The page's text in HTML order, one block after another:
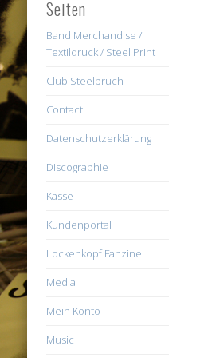
Seiten
Band Merchandise /
Textildruck / Steel Print
Club Steelbruch
Contact
Datenschutzerklärung
Discographie
Kasse
Kundenportal
Lockenkopf Fanzine
Media
Mein Konto
Music